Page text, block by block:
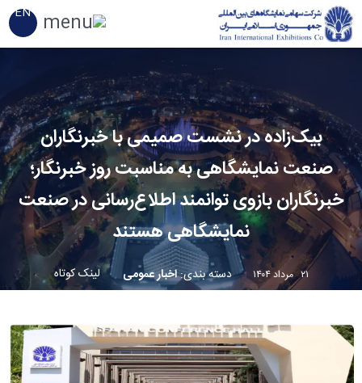
EN
بیک‌زاده در نشست صمیمی با خبرنگاران
صنعت نمایشگاهی به مناسبت روز خبرنگار؛
خبرنگاران بازوی توانمند اطلاع‌رسانی در صنعت
نمایشگاهی هستند
۲۱ مرداد ۱۴۰۴ دسته بندی:اخبار عمومی لینک کوتاه